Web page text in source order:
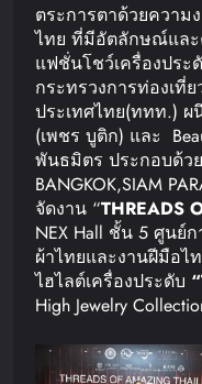
ตระการตาด้วยควา
ไทย ที่มีอัตลักษณ์แล
แฟชั่นโชว์เครื่องประ
กระทรวงการท่องเที่
ประเทศไทย(ททท.) ผ
(เพชร บูติก) และ
พันธมิตร ประกอบด้ว
BANGKOK,SIAM
จัดงาน “THREADS
NEX Hall ชั้น 5 ศูนย์
ผ้าไทยและงานฝีมือ
ไฮไลต์เครื่องประดับ
High Jewelry